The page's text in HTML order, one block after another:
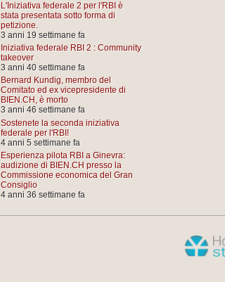
L'Iniziativa federale 2 per l'RBI è
stata presentata sotto forma di
petizione.
3 anni 19 settimane fa
Iniziativa federale RBI 2 : Community
takeover
3 anni 40 settimane fa
Bernard Kundig, membro del
Comitato ed ex vicepresidente di
BIEN.CH, è morto
3 anni 46 settimane fa
Sostenete la seconda iniziativa
federale per l'RBI!
4 anni 5 settimane fa
Esperienza pilota RBI a Ginevra:
audizione di BIEN.CH presso la
Commissione economica del Gran
Consiglio
4 anni 36 settimane fa